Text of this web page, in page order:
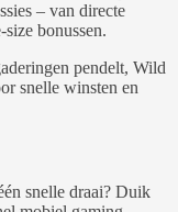
– van directe
bonussen.
pendelt, Wild
snelle winsten en
snelle draai? Duik